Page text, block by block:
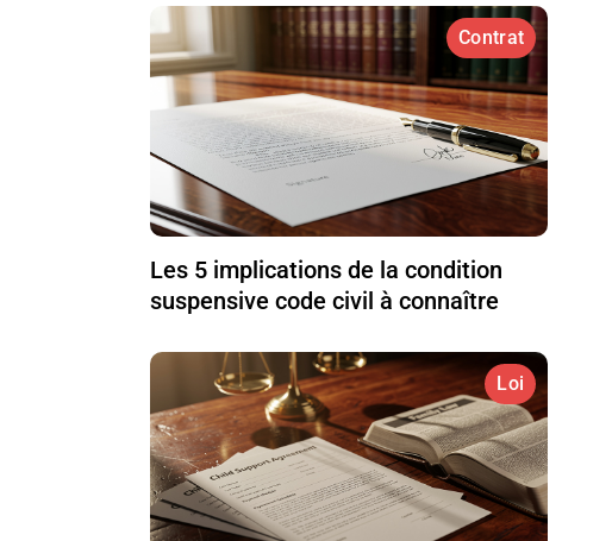
Contrat
Les 5 implications de la condition
suspensive code civil à connaître
Loi